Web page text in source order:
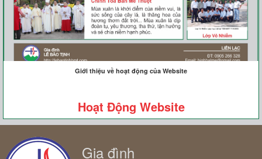
Giới thiệu về hoạt động của Website
Hoạt Động Website
Gia đình